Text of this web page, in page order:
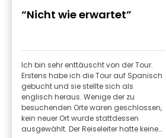
“Nicht wie erwartet”
Ich bin sehr enttäuscht von der Tour.
Erstens habe ich die Tour auf Spanisch
gebucht und sie stellte sich als
englisch heraus. Wenige der zu
besuchenden Orte waren geschlossen,
kein neuer Ort wurde stattdessen
ausgewählt. Der Reiseleiter hatte keinen